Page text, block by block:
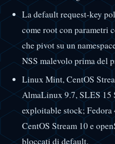
La default request-key
come root con parametri
che pivot su un
NSS malevolo prima del
Linux Mint, CentOS
AlmaLinux 9.7, SLES 15
exploitable stock;
CentOS Stream 10 e
bloccati di default.